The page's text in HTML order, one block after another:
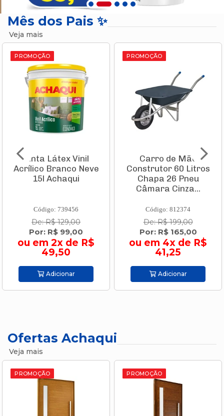
Mês dos Pais ✨
Veja mais
PROMOÇÃO
Tinta Látex Vinil
Acrílico Branco Neve
15l Achaqui
Código: 739456
De: R$ 129,00
Por: R$ 99,00
ou em 2x de R$
49,50
Adicionar
PROMOÇÃO
Carro de Mão
Construtor 60 Litros
Chapa 26 Pneu
Câmara Cinza...
Código: 812374
De: R$ 199,00
Por: R$ 165,00
ou em 4x de R$
41,25
Adicionar
Ofertas Achaqui
Veja mais
PROMOÇÃO PROMOÇÃO